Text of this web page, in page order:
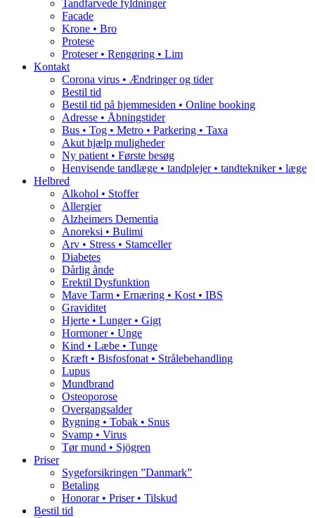
Tandfarvede fyldninger
Facade
Krone • Bro
Protese
Proteser • Rengøring • Lim
Kontakt
Corona virus • Ændringer og tider
Bestil tid
Bestil tid på hjemmesiden • Online booking
Adresse • Åbningstider
Bus • Tog • Metro • Parkering • Taxa
Akut hjælp muligheder
Ny patient • Første besøg
Henvisende tandlæge • tandplejer • tandtekniker • læge
Helbred
Alkohol • Stoffer
Allergier
Alzheimers Dementia
Anoreksi • Bulimi
Arv • Stress • Stamceller
Diabetes
Dårlig ånde
Erektil Dysfunktion
Mave Tarm • Ernæring • Kost • IBS
Graviditet
Hjerte • Lunger • Gigt
Hormoner • Unge
Kind • Læbe • Tunge
Kræft • Bisfosfonat • Strålebehandling
Lupus
Mundbrand
Osteoporose
Overgangsalder
Rygning • Tobak • Snus
Svamp • Virus
Tør mund • Sjögren
Priser
Sygeforsikringen ”Danmark”
Betaling
Honorar • Priser • Tilskud
Bestil tid